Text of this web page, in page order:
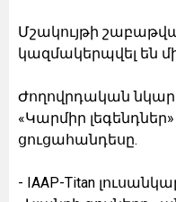
Մշակույթի
կազմակերպվել են
Ժողովրդական
«Կարմիր
ցուցահանդեսը.
- IAAP-Titan